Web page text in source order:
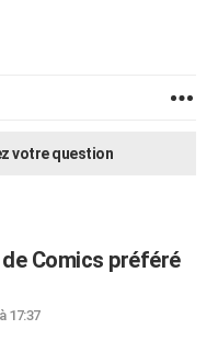
votre question
Comics préféré
17:37